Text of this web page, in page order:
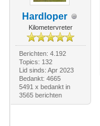
Hardloper
Kilometervreter
Berichten: 4.192
Topics: 132
Lid sinds: Apr 2023
Bedankt: 4665
5491 x bedankt in
3565 berichten